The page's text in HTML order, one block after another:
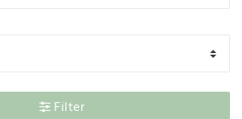
Filter